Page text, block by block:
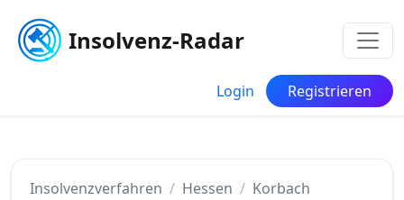
Insolvenz-Radar
Login Registrieren
Insolvenzverfahren Hessen
Korbach